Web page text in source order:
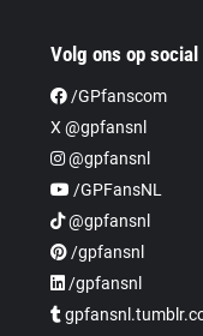
Volg ons op social
/GPfanscom
X @gpfansnl
@gpfansnl
/GPFansNL
@gpfansnl
/gpfansnl
/gpfansnl